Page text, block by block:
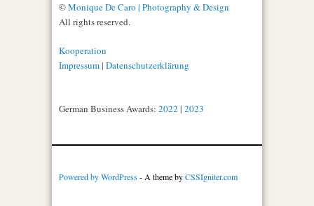
©Monique De Caro | Photography & Design
All rights reserved.
Kooperation
Impressum| Datenschutzerklärung
German Business Awards: 2022 | 2023
Powered by WordPress- A theme byCSSIgniter.com